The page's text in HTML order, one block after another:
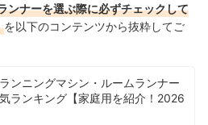
ニングマシン・ルームランナー全3商品
）のランニングマシン・ルームラン
ングマシン・ルームランナーの売れ筋
ンナーを選ぶ際に必ずチェックして
を以下のコンテンツから抜粋してご
ランニングマシン・ルームランナー
ランキング【家庭用を紹介！2026